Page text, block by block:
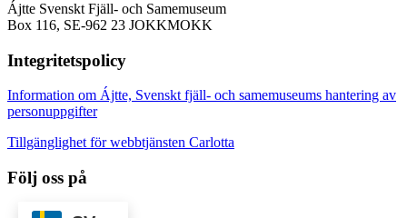
Ájtte Svenskt Fjäll- och Samemuseum
Box 116, SE-962 23 JOKKMOKK
Integritetspolicy
Information om Ájtte, Svenskt fjäll- och samemuseums hantering av
personuppgifter
Tillgänglighet för webbtjänsten Carlotta
Följ oss på